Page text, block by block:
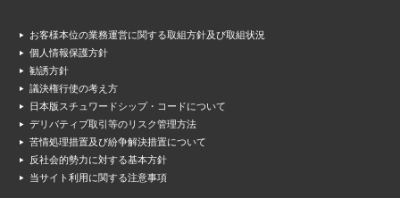
お客様本位の業務運営に関する取組方針及び取組状況
個人情報保護方針
勧誘方針
議決権行使の考え方
日本版スチュワードシップ・コードについて
デリバティブ取引等のリスク管理方法
苦情処理措置及び紛争解決措置について
反社会的勢力に対する基本方針
当サイト利用に関する注意事項